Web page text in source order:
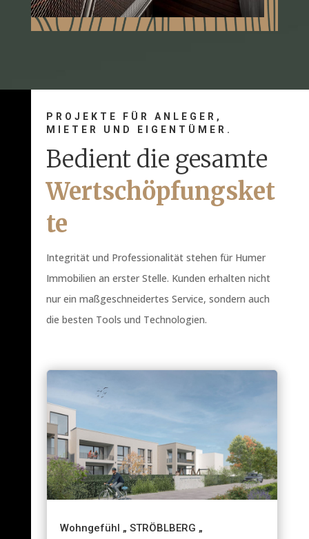
PROJEKTE FÜR ANLEGER,
MIETER UND EIGENTÜMER.
Bedient die gesamte
Wertschöpfungsket
te
Integrität und Professionalität stehen für Humer
Immobilien an erster Stelle. Kunden erhalten nicht
nur ein maßgeschneidertes Service, sondern auch
die besten Tools und Technologien.
Wohngefühl „ STRÖBLBERG „